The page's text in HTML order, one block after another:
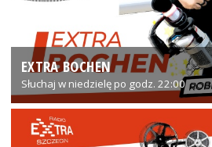
EXTRA BOCHEN
Słuchaj w niedzielę po godz. 22:00